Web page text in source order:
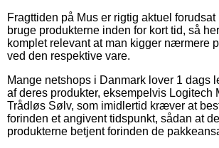
Fragttiden på Mus er rigtig aktuel forudsat
bruge produkterne inden for kort tid, så
komplet relevant at man kigger nærmere
ved den respektive vare.
Mange netshops i Danmark lover 1 dags
af deres produkter, eksempelvis Logitech
Trådløs Sølv, som imidlertid kræver at
forinden et angivent tidspunkt, sådan at
produkterne betjent forinden de